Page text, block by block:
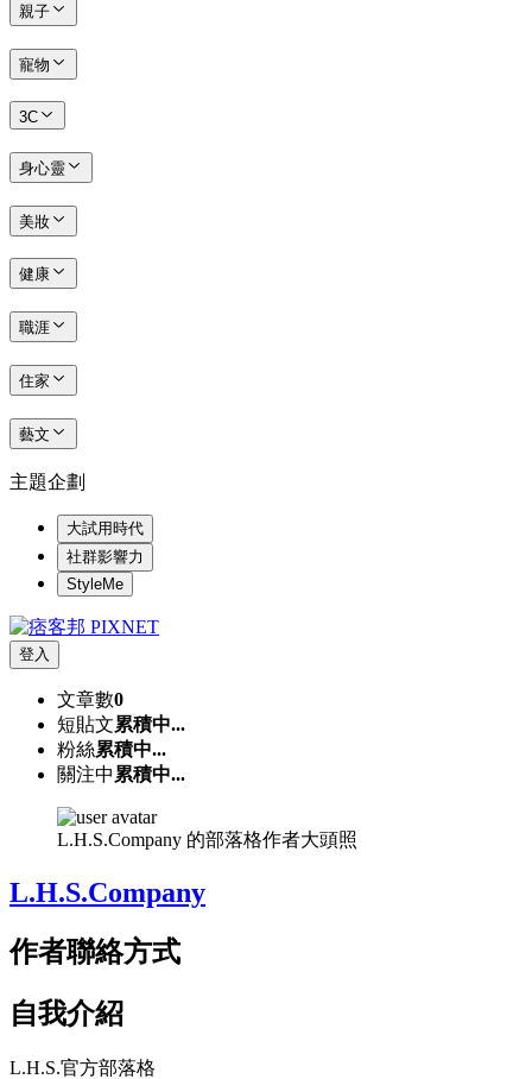
親子
寵物
3C
身心靈
美妝
健康
職涯
住家
藝文
主題企劃
大試用時代
社群影響力
StyleMe
登入
文章數0
短貼文累積中...
粉絲累積中...
關注中 累積中...
L.H.S.Company 的部落格作者大頭照
L.H.S.Company
作者聯絡方式
自我介紹
L.H.S.官方部落格